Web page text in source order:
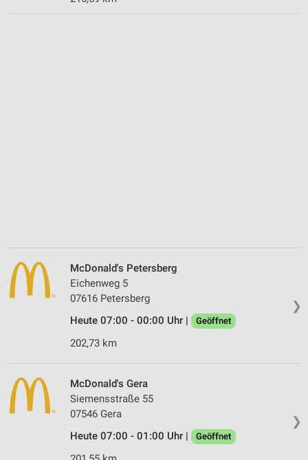
❯
McDonald's Petersberg
Eichenweg 5
07616 Petersberg
Heute 07:00 - 00:00 Uhr |
Geöffnet
202,73 km
❯
McDonald's Gera
Siemensstraße 55
07546 Gera
Heute 07:00 - 01:00 Uhr |
Geöffnet